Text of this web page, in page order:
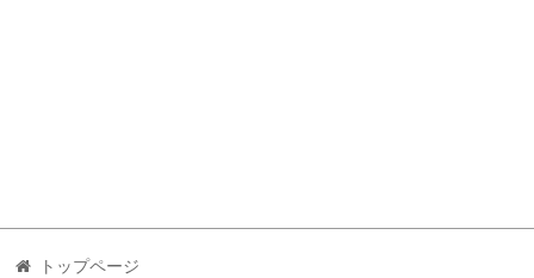
トップページ